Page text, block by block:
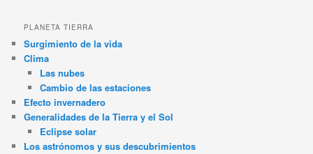
PLANETA TIERRA
Surgimiento de la vida
Clima
Las nubes
Cambio de las estaciones
Efecto invernadero
Generalidades de la Tierra y el Sol
Eclipse solar
Los astrónomos y sus descubrimientos